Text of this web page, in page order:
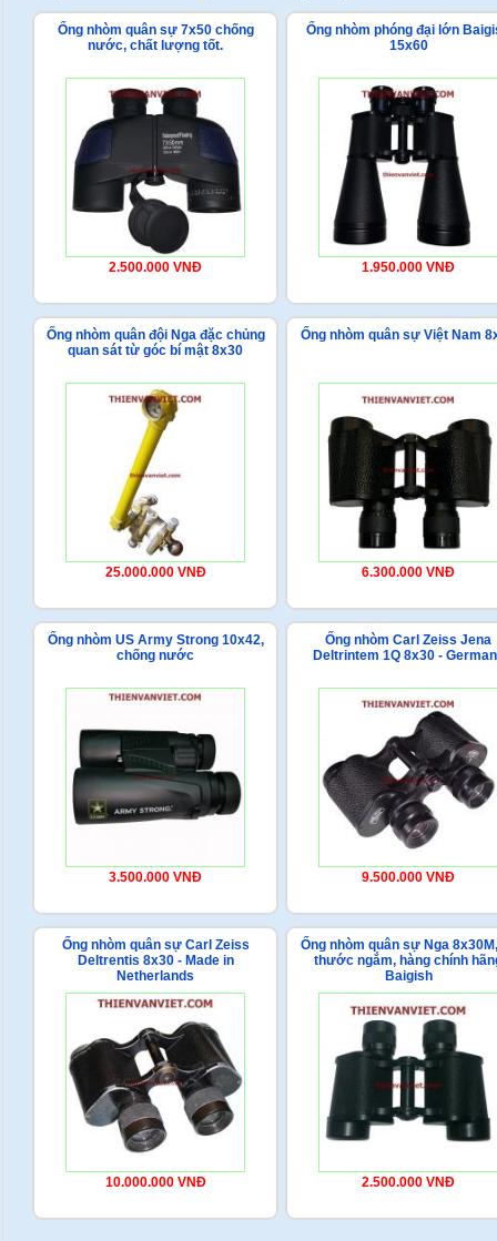
Ống nhòm quân sự 7x50 chống
nước, chất lượng tốt.
2.500.000 VNĐ
Ống nhòm phóng đại lớn
15x60
1.950.000 VNĐ
Ống nhòm quân đội Nga đặc chủng
quan sát từ góc bí mật 8x30
25.000.000 VNĐ
Ống nhòm quân sự Việt Nam
6.300.000 VNĐ
Ống nhòm US Army Strong 10x42,
chống nước
3.500.000 VNĐ
Ống nhòm Carl Zeiss Jena
Deltrintem 1Q 8x30 -
9.500.000 VNĐ
Ống nhòm quân sự Carl Zeiss
Deltrentis 8x30 - Made in
Netherlands
10.000.000 VNĐ
Ống nhòm quân sự Nga
thước ngắm, hàng chính
Baigish
2.500.000 VNĐ